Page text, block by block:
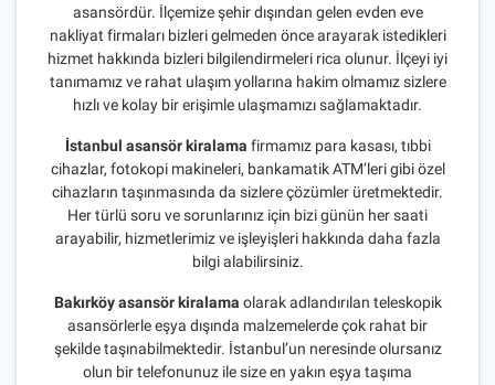
asansördür. İlçemize şehir dışından gelen evden eve
nakliyat firmaları bizleri gelmeden önce arayarak istedikleri
hizmet hakkında bizleri bilgilendirmeleri rica olunur. İlçeyi iyi
tanımamız ve rahat ulaşım yollarına hakim olmamız sizlere
hızlı ve kolay bir erişimle ulaşmamızı sağlamaktadır.
İstanbul asansör kiralama firmamız para kasası, tıbbi
cihazlar, fotokopi makineleri, bankamatik ATM’leri gibi özel
cihazların taşınmasında da sizlere çözümler üretmektedir.
Her türlü soru ve sorunlarınız için bizi günün her saati
arayabilir, hizmetlerimiz ve işleyişleri hakkında daha fazla
bilgi alabilirsiniz.
Bakırköy asansör kiralama olarak adlandırılan teleskopik
asansörlerle eşya dışında malzemelerde çok rahat bir
şekilde taşınabilmektedir. İstanbul’un neresinde olursanız
olun bir telefonunuz ile size en yakın eşya taşıma